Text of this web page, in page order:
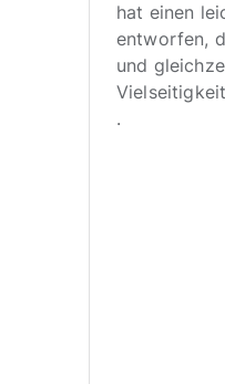
hat einen
entworfen,
und
.